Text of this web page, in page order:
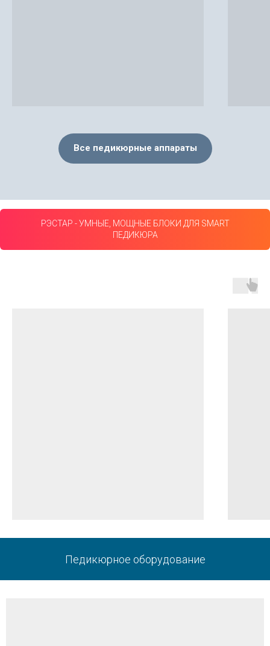
Все педикюрные аппараты
РЭСТАР - УМНЫЕ, МОЩНЫЕ БЛОКИ ДЛЯ SMART
ПЕДИКЮРА
Педикюрное оборудование